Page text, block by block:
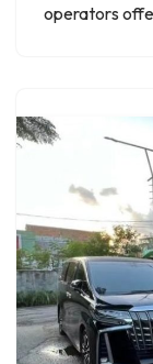
operators